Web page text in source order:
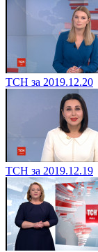
ТСН за 2019.12.20
ТСН за 2019.12.19